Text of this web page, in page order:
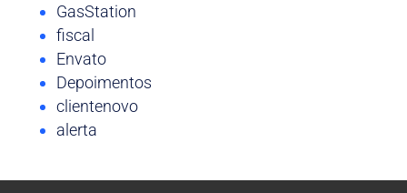
GasStation
fiscal
Envato
Depoimentos
clientenovo
alerta